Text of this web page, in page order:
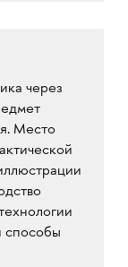
через
Место
способы